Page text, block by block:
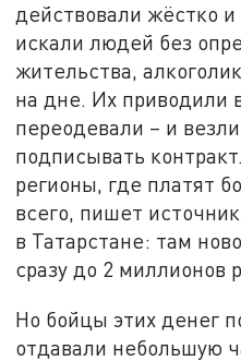
действовали жёстко
искали людей без
жительства,
на дне. Их приводили
переодевали – и
подписывать
регионы, где платят
всего, пишет
в Татарстане: там
сразу до 2 миллионов
Но бойцы этих денег
отдавали небольшую